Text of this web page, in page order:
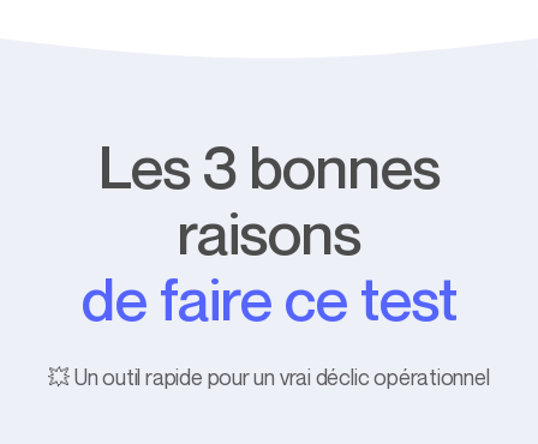
Les 3 bonnes
raisons
de faire ce test
💥 Un outil rapide pour un vrai déclic opérationnel